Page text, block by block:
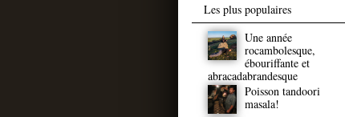
Les plus populaires
Une année
rocambolesque,
ébouriffante et
abracadabrandesque
Poisson tandoori
masala!